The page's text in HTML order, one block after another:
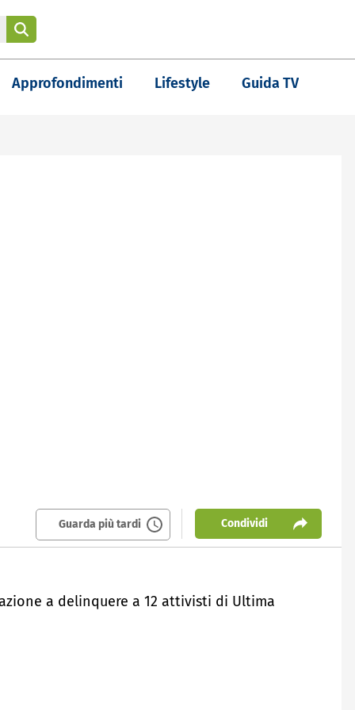
Approfondimenti Lifestyle Guida TV
Guarda più tardi Condividi
a delinquere a 12 attivisti di Ultima